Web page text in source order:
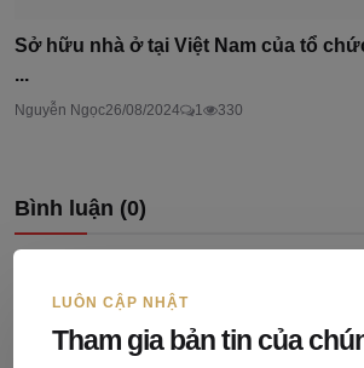
Sở hữu nhà ở tại Việt Nam của tổ
...
Nguyễn Ngọc26/08/2024 1 330
Bình luận (0)
LUÔN CẬP NHẬT
Tham gia bản tin của